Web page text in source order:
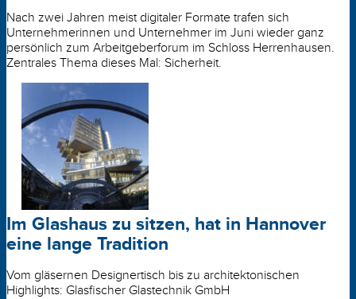
Nach zwei Jahren meist digitaler Formate trafen sich
Unternehmerinnen und Unternehmer im Juni wieder ganz
persönlich zum Arbeitgeberforum im Schloss Herrenhausen.
Zentrales Thema dieses Mal: Sicherheit.
Im Glashaus zu sitzen, hat in Hannover
eine lange Tradition
Vom gläsernen Designertisch bis zu architektonischen
Highlights: Glasfischer Glastechnik GmbH